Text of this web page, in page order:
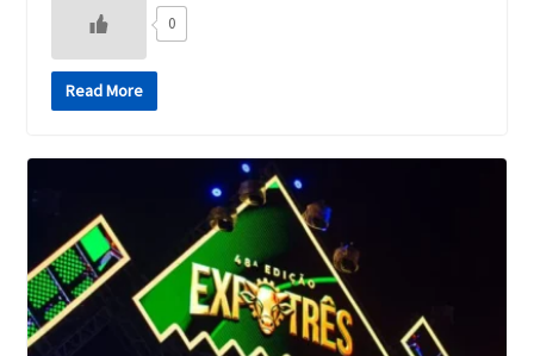
0
Read More